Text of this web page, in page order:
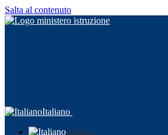
Salta al contenuto
Italiano
Italiano